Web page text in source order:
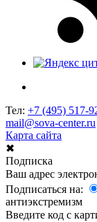
Тел: +7 (495) 517-
mail@sova-center.ru
Карта сайта
✖
Подписка
Ваш адрес
Подписаться на:
антиэкстремизм
Введите код с